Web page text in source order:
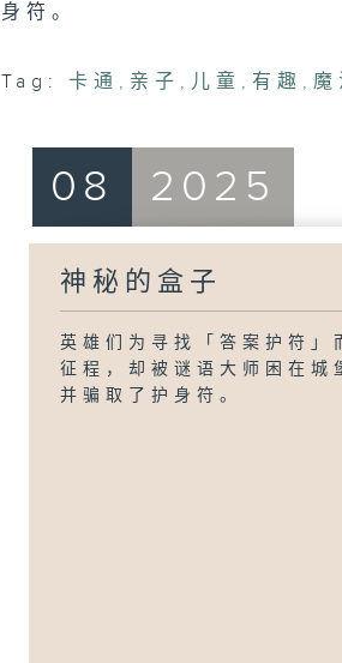
身符。
Tag: 卡通 , 亲子 , 儿童 , 有趣 , 魔
08 2025
神秘的盒子
英雄们为寻找「答案护符」
征程，却被谜语大师困在城
并骗取了护身符。